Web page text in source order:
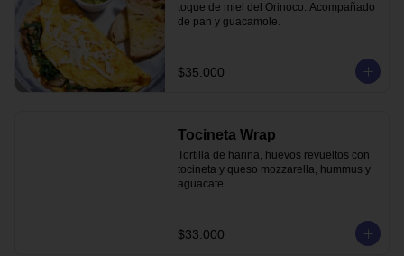
toque de miel del Orinoco. Acompañado
de pan y guacamole.
$35.000
Tocineta Wrap
Tortilla de harina, huevos revueltos con
tocineta y queso mozzarella, hummus y
aguacate.
$33.000